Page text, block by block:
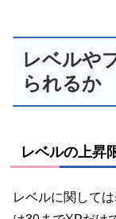
レベルや
られるか
レベルの上昇
レベルに関して